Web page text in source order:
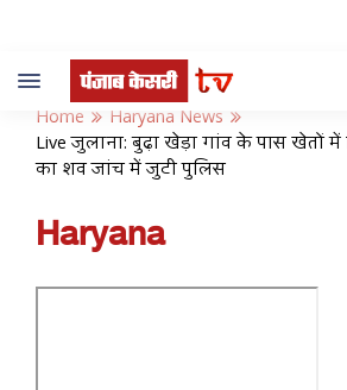
Toggle
navigation
Home
Haryana News
Live जुलाना: बुढ़ा खेड़ा गांव के पास खेतों में
का शव जांच में जुटी पुलिस
Haryana